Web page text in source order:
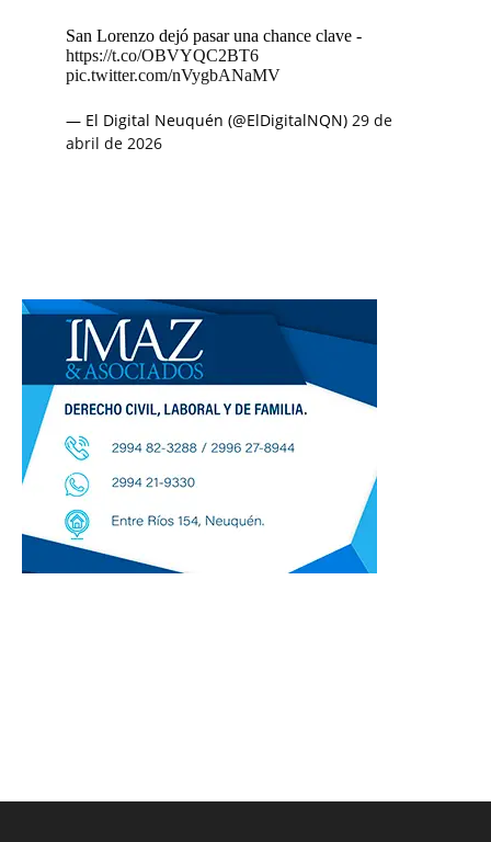
San Lorenzo dejó pasar una chance clave -
https://t.co/OBVYQC2BT6
pic.twitter.com/nVygbANaMV
— El Digital Neuquén (@ElDigitalNQN) 29 de
abril de 2026